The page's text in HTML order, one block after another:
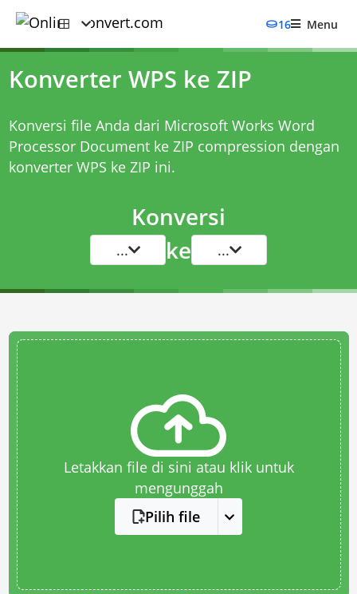
16 Menu
Konverter WPS ke ZIP
Konversi file Anda dari Microsoft Works Word
Processor Document ke ZIP compression dengan
konverter WPS ke ZIP ini.
Konversi
... ke ...
Letakkan file di sini atau klik untuk
mengunggah
Pilih file